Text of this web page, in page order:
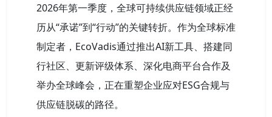
2026年第一季度，全球可持续供应链领域正经
历从“承诺”到“行动”的关键转折。作为全球标准
制定者，EcoVadis通过推出AI新工具、搭建同
行社区、更新评级体系、深化电商平台合作及
举办全球峰会，正在重塑企业应对ESG合规与
供应链脱碳的路径。